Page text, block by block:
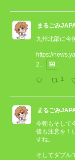
まるごみ
九州北部に今
https://
2...
1
まるごみ
今朝もそして
後も注意を！
すね。
そしてダブル